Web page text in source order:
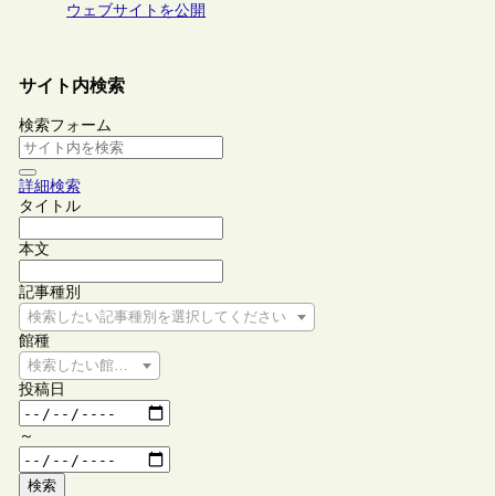
ウェブサイトを公開
サイト内検索
検索フォーム
詳細検索
タイトル
本文
記事種別
検索したい記事種別を選択してください
館種
検索したい館種を選択してください
投稿日
～
検索